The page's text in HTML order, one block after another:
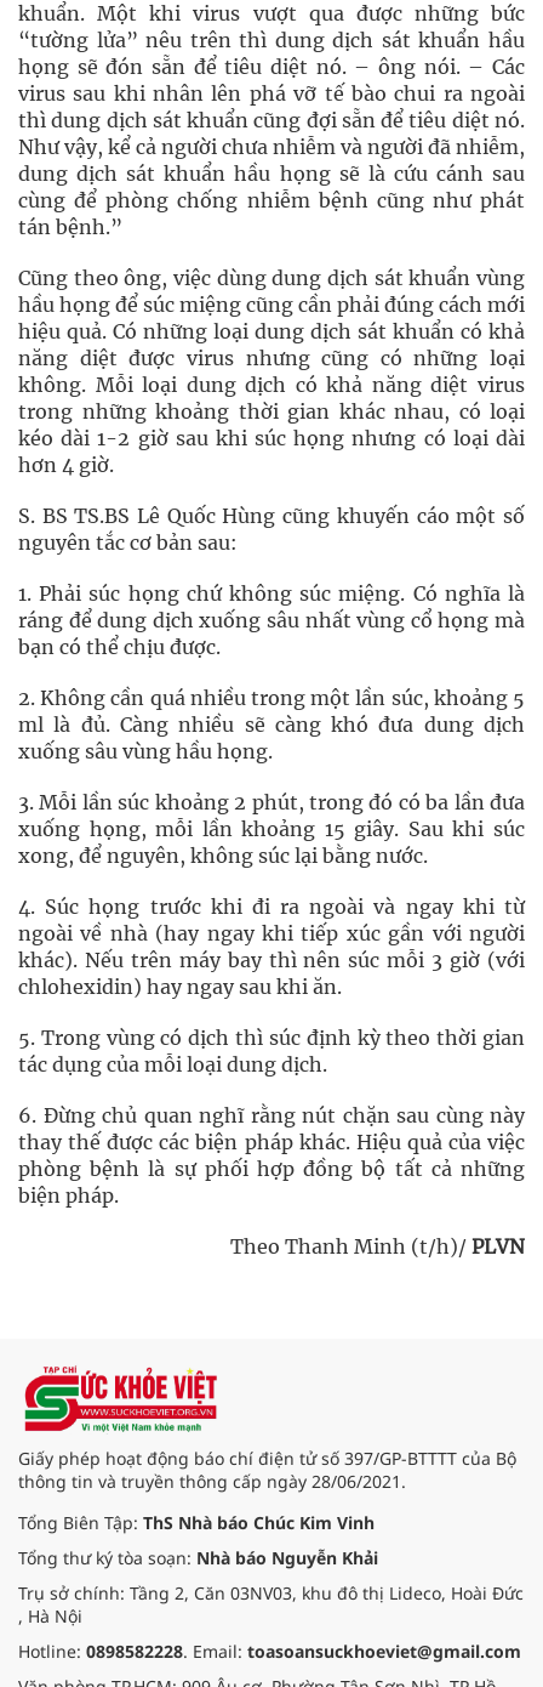
khuẩn. Một khi virus vượt qua được những bức
“tường lửa” nêu trên thì dung dịch sát khuẩn hầu
họng sẽ đón sẵn để tiêu diệt nó. – ông nói. – Các
virus sau khi nhân lên phá vỡ tế bào chui ra ngoài
thì dung dịch sát khuẩn cũng đợi sẵn để tiêu diệt nó.
Như vậy, kể cả người chưa nhiễm và người đã nhiễm,
dung dịch sát khuẩn hầu họng sẽ là cứu cánh sau
cùng để phòng chống nhiễm bệnh cũng như phát
tán bệnh.”
Cũng theo ông, việc dùng dung dịch sát khuẩn vùng
hầu họng để súc miệng cũng cần phải đúng cách mới
hiệu quả. Có những loại dung dịch sát khuẩn có khả
năng diệt được virus nhưng cũng có những loại
không. Mỗi loại dung dịch có khả năng diệt virus
trong những khoảng thời gian khác nhau, có loại
kéo dài 1-2 giờ sau khi súc họng nhưng có loại dài
hơn 4 giờ.
S. BS TS.BS Lê Quốc Hùng cũng khuyến cáo một số
nguyên tắc cơ bản sau:
1. Phải súc họng chứ không súc miệng. Có nghĩa là
ráng để dung dịch xuống sâu nhất vùng cổ họng mà
bạn có thể chịu được.
2. Không cần quá nhiều trong một lần súc, khoảng 5
ml là đủ. Càng nhiều sẽ càng khó đưa dung dịch
xuống sâu vùng hầu họng.
3. Mỗi lần súc khoảng 2 phút, trong đó có ba lần đưa
xuống họng, mỗi lần khoảng 15 giây. Sau khi súc
xong, để nguyên, không súc lại bằng nước.
4. Súc họng trước khi đi ra ngoài và ngay khi từ
ngoài về nhà (hay ngay khi tiếp xúc gần với người
khác). Nếu trên máy bay thì nên súc mỗi 3 giờ (với
chlohexidin) hay ngay sau khi ăn.
5. Trong vùng có dịch thì súc định kỳ theo thời gian
tác dụng của mỗi loại dung dịch.
6. Đừng chủ quan nghĩ rằng nút chặn sau cùng này
thay thế được các biện pháp khác. Hiệu quả của việc
phòng bệnh là sự phối hợp đồng bộ tất cả những
biện pháp.
Theo Thanh Minh (t/h)/ PLVN
Giấy phép hoạt động báo chí điện tử số 397/GP-BTTTT của Bộ
thông tin và truyền thông cấp ngày 28/06/2021.
Tổng Biên Tập: ThS Nhà báo Chúc Kim Vinh
Tổng thư ký tòa soạn: Nhà báo Nguyễn Khải
Trụ sở chính: Tầng 2, Căn 03NV03, khu đô thị Lideco, Hoài Đức
, Hà Nội
Hotline: 0898582228. Email: toasoansuckhoeviet@gmail.com